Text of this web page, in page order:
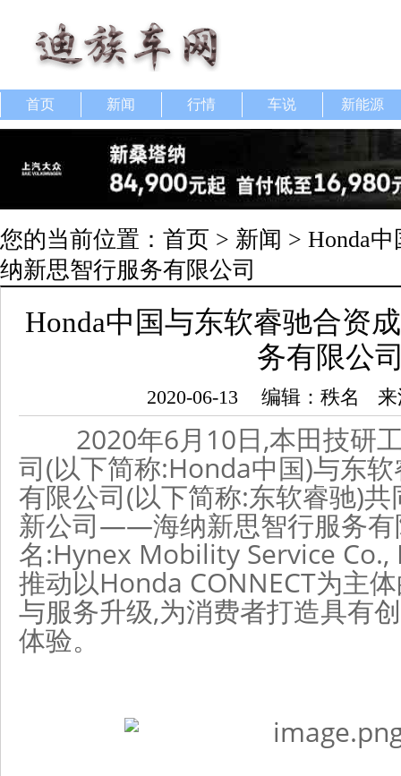
首页 新闻 行情 车说 新能源
您的当前位置： 首页 > 新闻 > Honda
纳新思智行服务有限公司
Honda中国与东软睿驰合资
务有限公
2020-06-13 编辑：秩名
2020年6月10日,本田技研工
司(以下简称:Honda中国)与东
有限公司(以下简称:东软睿驰)
新公司——海纳新思智行服务有
名:Hynex Mobility Service Co.,
推动以Honda CONNECT为主
与服务升级,为消费者打造具有
体验。